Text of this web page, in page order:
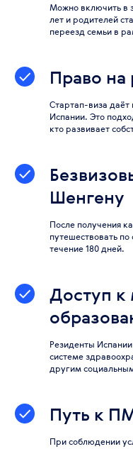
Можно включить в
лет и родителей
переезд семьи в
Право на
Стартап-виза даёт
Испании. Это
кто развивает
Шенгену
После получения
путешествовать
течение 180 дней.
Доступ
Резиденты
системе
другим
Путь к
При соблюдении